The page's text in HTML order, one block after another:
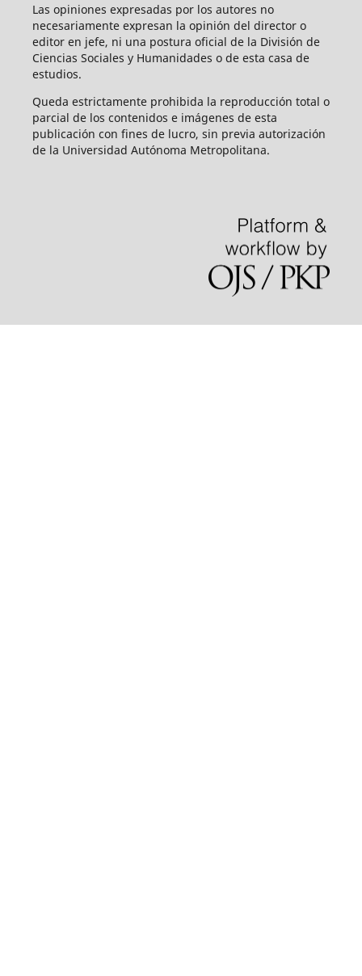
Las opiniones expresadas por los autores no
necesariamente expresan la opinión del director o
editor en jefe, ni una postura oficial de la División de
Ciencias Sociales y Humanidades o de esta casa de
estudios.
Queda estrictamente prohibida la reproducción total o
parcial de los contenidos e imágenes de esta
publicación con fines de lucro, sin previa autorización
de la Universidad Autónoma Metropolitana.